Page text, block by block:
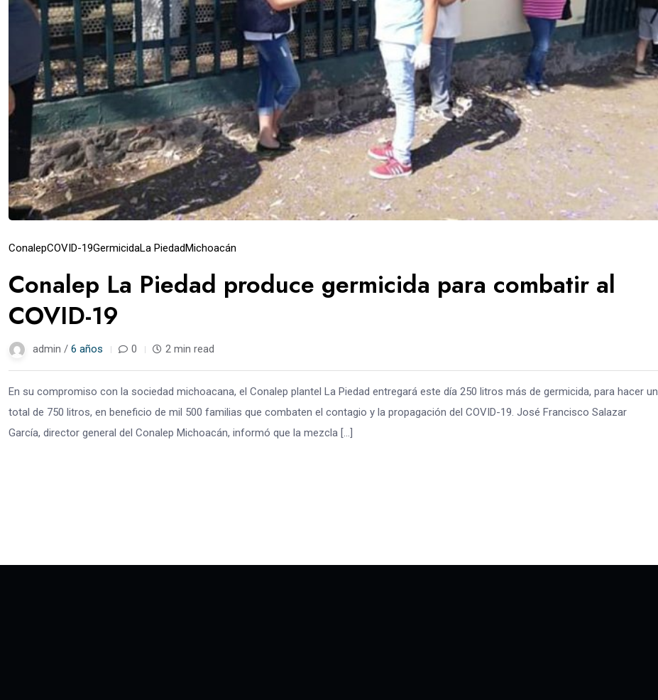
ConalepCOVID-19GermicidaLa PiedadMichoacán
Conalep La Piedad produce germicida para combatir al
COVID-19
admin / 6 años 0 2 min read
En su compromiso con la sociedad michoacana, el Conalep plantel La Piedad entregará este día 250 litros más de germicida, para hacer un
total de 750 litros, en beneficio de mil 500 familias que combaten el contagio y la propagación del COVID-19. José Francisco Salazar
García, director general del Conalep Michoacán, informó que la mezcla […]